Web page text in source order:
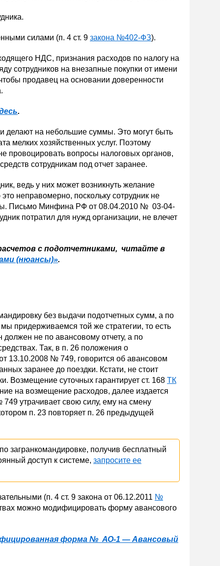
силами (п. 4 ст. 9 закона №402-ФЗ).
НДС, признания расходов по налогу на
сотрудников на внезапные покупки от имени
продавец на основании доверенности
.
делают на небольшие суммы. Это могут быть
мелких хозяйственных услуг. Поэтому
провоцировать вопросы налоговых органов,
сотрудникам под отчет заранее.
ведь у них может возникнуть желание
неправомерно, поскольку сотрудник не
Письмо Минфина РФ от 08.04.2010 № 03-04-
потратил для нужд организации, не влечет
с подотчетниками, читайте в
(нюансы)».
без выдачи подотчетных сумм, а по
придерживаемся той же стратегии, то есть
должен не по авансовому отчету, а по
Так, в п. 26 положения о
13.10.2008 № 749, говорится об авансовом
заранее до поездки. Кстати, не стоит
Возмещение суточных гарантирует ст. 168 ТК
на возмещение расходов, далее издается
утрачивает свою силу, ему на смену
п. 23 повторяет п. 26 предыдущей
загранкомандировке, получив бесплатный
доступ к системе, запросите ее
(п. 4 ст. 9 закона от 06.12.2011 №
можно модифицировать форму авансового
форма № АО-1 — Авансовый